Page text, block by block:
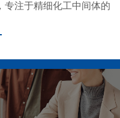
专注于精细化工中间体的